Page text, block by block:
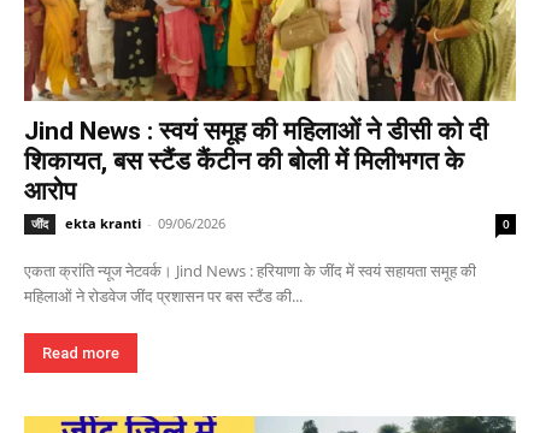
Jind News : स्वयं समूह की महिलाओं ने डीसी को दी
शिकायत, बस स्टैंड कैंटीन की बोली में मिलीभगत के
आरोप
जींद ekta kranti - 09/06/2026 0
एकता क्रांति न्यूज नेटवर्क। Jind News : हरियाणा के जींद में स्वयं सहायता समूह की
महिलाओं ने रोडवेज जींद प्रशासन पर बस स्टैंड की...
Read more